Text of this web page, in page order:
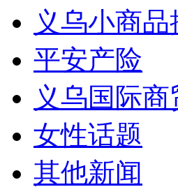
义乌小商
平安产险
义乌国际商
女性话题
其他新闻